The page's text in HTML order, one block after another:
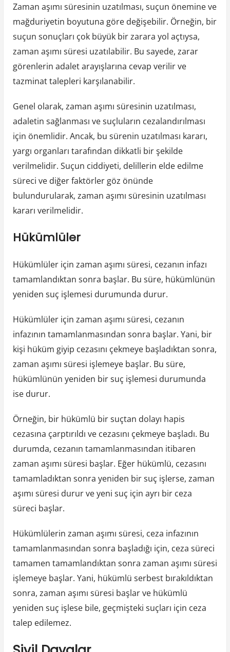
Zaman aşımı süresinin uzatılması, suçun önemine ve
mağduriyetin boyutuna göre değişebilir. Örneğin, bir
suçun sonuçları çok büyük bir zarara yol açtıysa,
zaman aşımı süresi uzatılabilir. Bu sayede, zarar
görenlerin adalet arayışlarına cevap verilir ve
tazminat talepleri karşılanabilir.
Genel olarak, zaman aşımı süresinin uzatılması,
adaletin sağlanması ve suçluların cezalandırılması
için önemlidir. Ancak, bu sürenin uzatılması kararı,
yargı organları tarafından dikkatli bir şekilde
verilmelidir. Suçun ciddiyeti, delillerin elde edilme
süreci ve diğer faktörler göz önünde
bulundurularak, zaman aşımı süresinin uzatılması
kararı verilmelidir.
Hükümlüler
Hükümlüler için zaman aşımı süresi, cezanın infazı
tamamlandıktan sonra başlar. Bu süre, hükümlünün
yeniden suç işlemesi durumunda durur.
Hükümlüler için zaman aşımı süresi, cezanın
infazının tamamlanmasından sonra başlar. Yani, bir
kişi hüküm giyip cezasını çekmeye başladıktan sonra,
zaman aşımı süresi işlemeye başlar. Bu süre,
hükümlünün yeniden bir suç işlemesi durumunda
ise durur.
Örneğin, bir hükümlü bir suçtan dolayı hapis
cezasına çarptırıldı ve cezasını çekmeye başladı. Bu
durumda, cezanın tamamlanmasından itibaren
zaman aşımı süresi başlar. Eğer hükümlü, cezasını
tamamladıktan sonra yeniden bir suç işlerse, zaman
aşımı süresi durur ve yeni suç için ayrı bir ceza
süreci başlar.
Hükümlülerin zaman aşımı süresi, ceza infazının
tamamlanmasından sonra başladığı için, ceza süreci
tamamen tamamlandıktan sonra zaman aşımı süresi
işlemeye başlar. Yani, hükümlü serbest bırakıldıktan
sonra, zaman aşımı süresi başlar ve hükümlü
yeniden suç işlese bile, geçmişteki suçları için ceza
talep edilemez.